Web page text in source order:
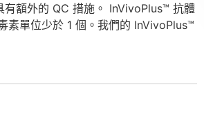
額外的 QC 措施。 InVivoPlus™ 抗體
素單位少於 1 個。我們的 InVivoPlus™